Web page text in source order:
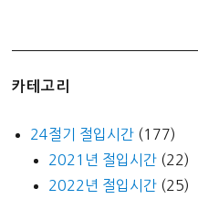
카테고리
24절기 절입시간 (177)
2021년 절입시간 (22)
2022년 절입시간 (25)